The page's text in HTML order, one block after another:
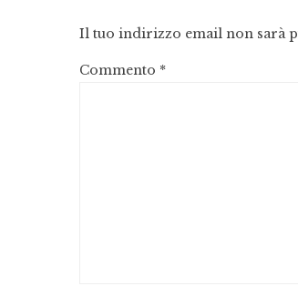
Il tuo indirizzo email non sarà
Commento *